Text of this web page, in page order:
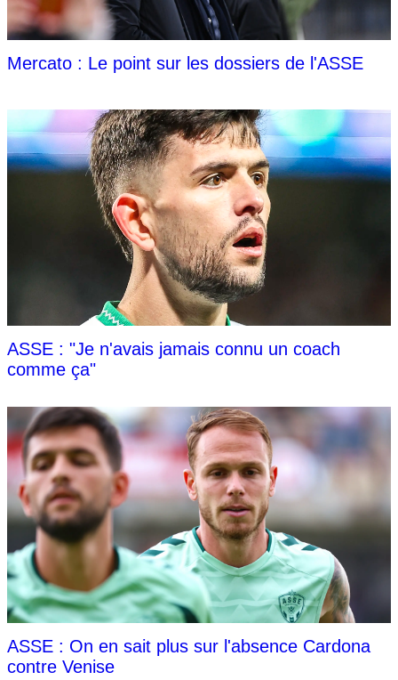
Mercato : Le point sur les dossiers de l'ASSE
ASSE : "Je n'avais jamais connu un coach
comme ça"
ASSE : On en sait plus sur l'absence Cardona
contre Venise